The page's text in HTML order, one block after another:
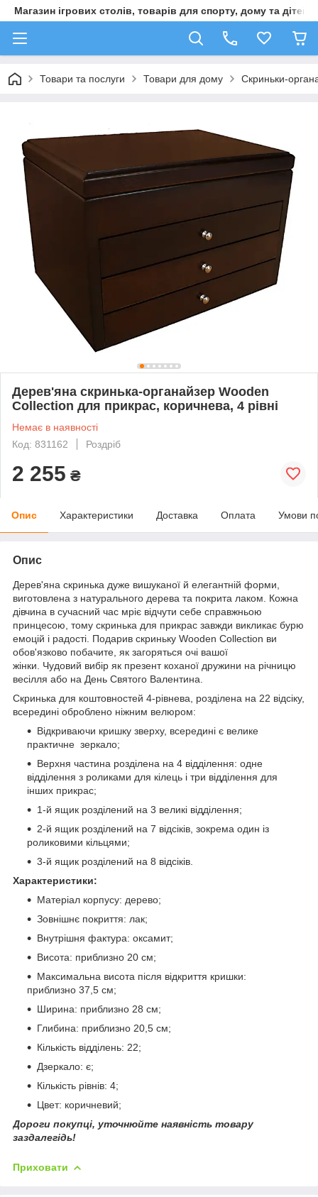
Магазин ігрових столів, товарів для спорту, дому та дітей
Товари та послуги Товари для дому Скриньки-
Дерев'яна скринька-органайзер Wooden
Collection для прикрас, коричнева, 4 рівні
Немає в наявності
Код: 831162
Роздріб
2 255 ₴
Опис Характеристики Доставка Оплата Умови
Опис
Дерев'яна скринька дуже вишуканої й елегантній форми,
виготовлена з натурального дерева та покрита лаком. Кожна
дівчина в сучасний час мріє відчути себе справжньою
принцесою, тому скринька для прикрас завжди викликає бурю
емоцій і радості. Подарив скриньку Wooden Collection ви
обов'язково побачите, як загоряться очі вашої
жінки. Чудовий вибір як презент коханої дружини на річницю
весілля або на День Святого Валентина.
Скринька для коштовностей 4-рівнева, розділена на 22 відсіку,
всередині оброблено ніжним велюром:
Відкриваючи кришку зверху, всередині є велике
практичне зеркало;
Верхня частина розділена на 4 відділення: одне
відділення з роликами для кілець і три відділення для
інших прикрас;
1-й ящик розділений на 3 великі відділення;
2-й ящик розділений на 7 відсіків, зокрема один із
роликовими кільцями;
3-й ящик розділений на 8 відсіків.
Характеристики:
Матеріал корпусу: дерево;
Зовнішнє покриття: лак;
Внутрішня фактура: оксамит;
Висота: приблизно 20 см;
Максимальна висота після відкриття кришки:
приблизно 37,5 см;
Ширина: приблизно 28 см;
Глибина: приблизно 20,5 см;
Кількість відділень: 22;
Дзеркало: є;
Кількість рівнів: 4;
Цвет: коричневий;
Дороги покупці, уточнюйте наявність товару
заздалегідь!
Приховати